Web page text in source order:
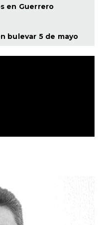
en Guerrero
bulevar 5 de mayo